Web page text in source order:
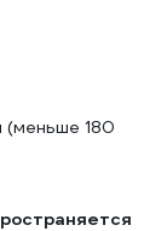
(меньше 180